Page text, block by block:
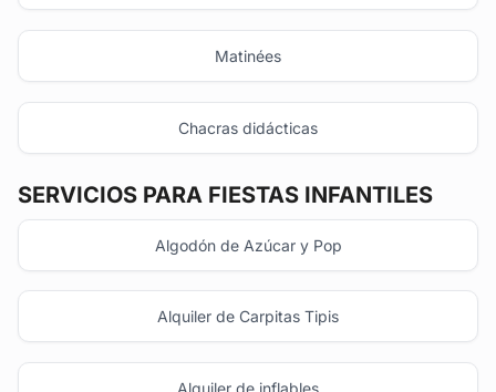
Matinées
Chacras didácticas
SERVICIOS PARA FIESTAS INFANTILES
Algodón de Azúcar y Pop
Alquiler de Carpitas Tipis
Alquiler de inflables